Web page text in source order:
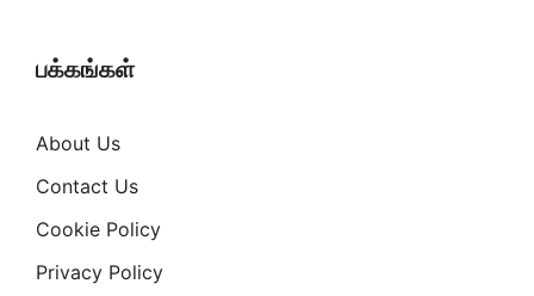
பக்கங்கள்
About Us
Contact Us
Cookie Policy
Privacy Policy